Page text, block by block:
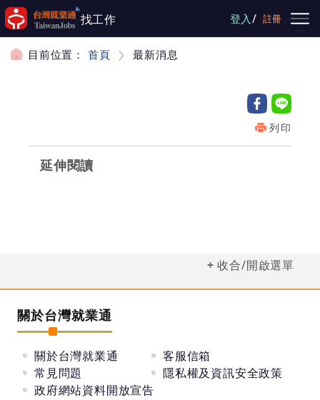
跳到主要內容
找工作 登入/ 註冊
目前位置： 首頁 最新消息
列印
延伸閱讀
收合/開啟選單
關於台灣就業通
關於台灣就業通
客服信箱
常見問題
隱私權及資訊安全政策
政府網站資料開放宣告